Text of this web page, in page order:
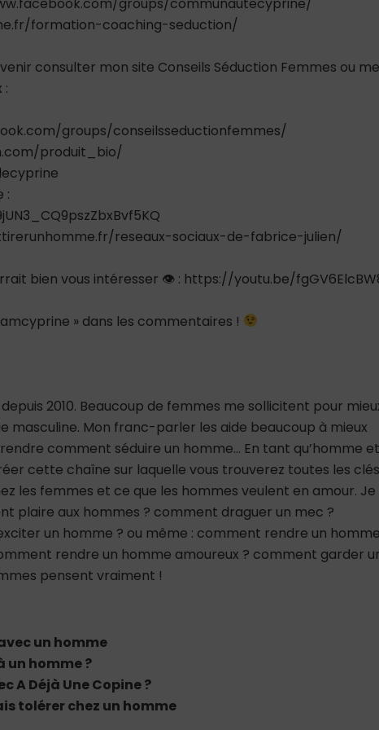
formation-coaching-seduction/
consulter mon site Conseils Séduction Femmes ou
:
groups/conseilsseductionfemmes/
produit_bio/
:
attirerunhomme.fr/reseaux-sociaux-de-fabrice-julien/
bien vous intéresser 👁 : https://youtu.be/
» dans les commentaires !
2010. Beaucoup de femmes me sollicitent pour
masculine. Mon franc-parler les aide beaucoup à mieux
comment séduire un homme… En tant qu’homme et
cette chaîne sur laquelle vous trouverez toutes les clés
les femmes et ce que les hommes veulent en amour. Je
plaire aux hommes ? comment draguer un mec ?
un homme ? ou même : comment rendre un
rendre un homme amoureux ? comment garder
pensent vraiment !
un homme
un homme ?
A Déjà Une Copine ?
tolérer chez un homme